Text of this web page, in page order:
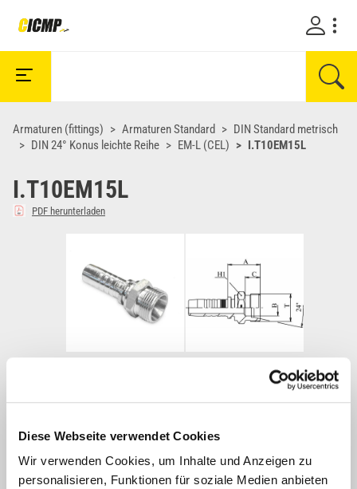
Diese Webseite verwendet Cookies
Wir verwenden Cookies, um Inhalte und Anzeigen zu
personalisieren, Funktionen für soziale Medien anbieten
Armaturen (fittings) Armaturen Standard
DIN Standard metrisch
DIN 24° Konus leichte Reihe
EM-L (CEL) I.T10EM15L
I.T10EM15L
PDF herunterladen